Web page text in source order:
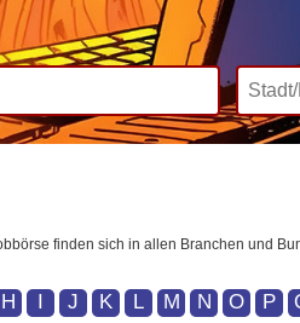
Inklusive
finden sich in allen Branchen und
H I J K L M N O P